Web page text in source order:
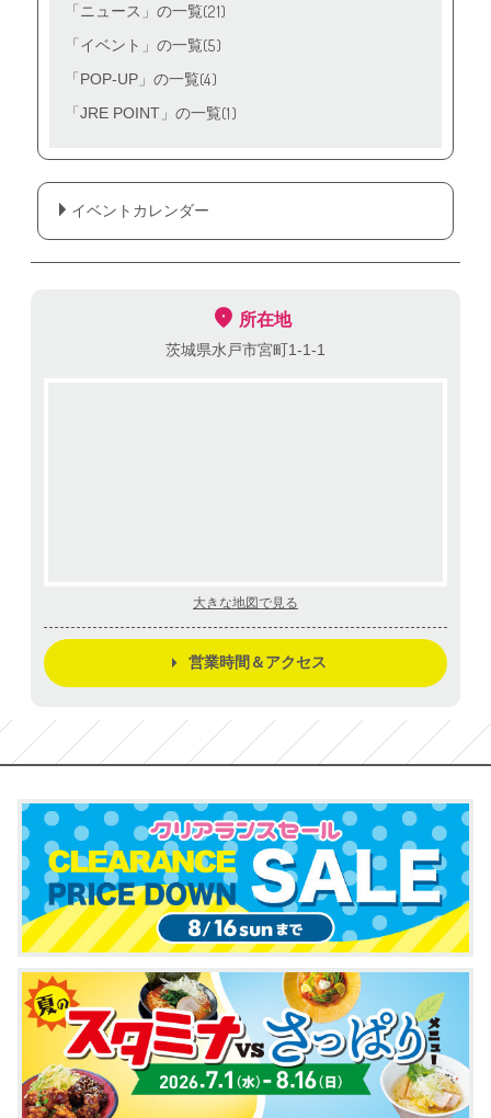
「ニュース」の一覧(21)
「イベント」の一覧(5)
「POP‐UP」の一覧(4)
「JRE POINT」の一覧(1)
イベントカレンダー
所在地
茨城県水戸市宮町1-1-1
大きな地図で見る
営業時間＆アクセス